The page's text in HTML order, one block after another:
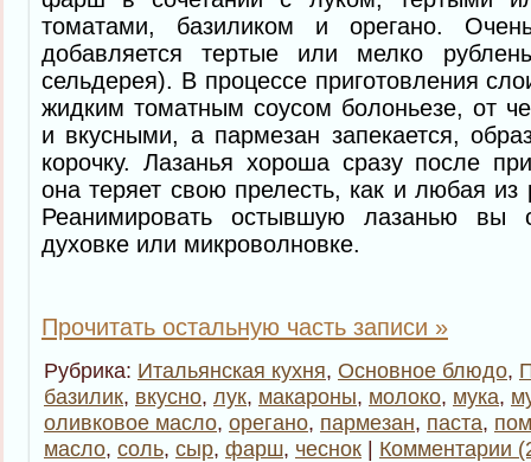
томатами, базиликом и орегано.
добавляется тертые или мелко
сельдерея). В процессе приготовления
жидким томатным соусом болоньезе, от
и вкусными, а пармезан запекается,
корочку. Лазанья хороша сразу после
она теряет свою прелесть, как и любая из
Реанимировать остывшую лазанью вы
духовке или микроволновке.
Прочитать остальную часть записи »
Рубрика: Итальянская кухня, Основное блюдо,
базилик, вкусно, лук, макароны, молоко, мука,
оливковое масло, орегано, пармезан, паста,
масло, соль, сыр, фарш, чеснок | Комментарии